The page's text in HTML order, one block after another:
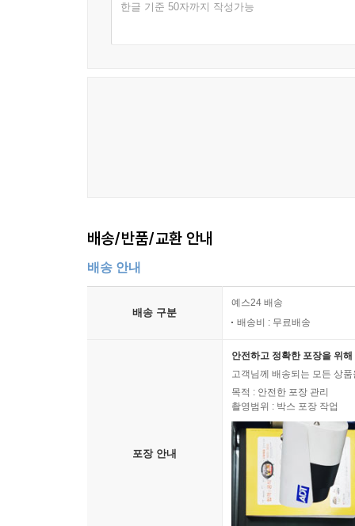
한글 기준 50자까지 작성가능
배송/반품/교환 안내
배송 안내
배송 구분
예스24 배송
배송비 : 무료배송
포장 안내
안전하고 정확한 포장을 위
고객님께 배송되는 모든 상
목적 : 안전한 포장 관리
촬영범위 : 박스 포장 작업